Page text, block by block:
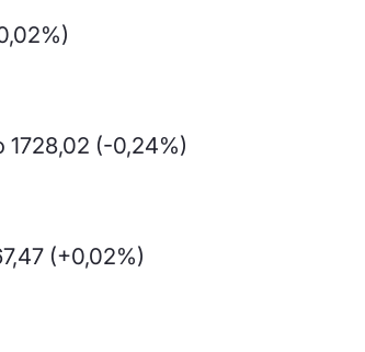
1728,02 (-0,24%)
(+0,02%)